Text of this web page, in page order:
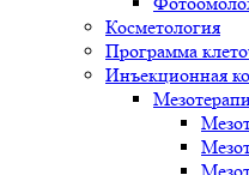
Косметология
Программа
Инъекционная